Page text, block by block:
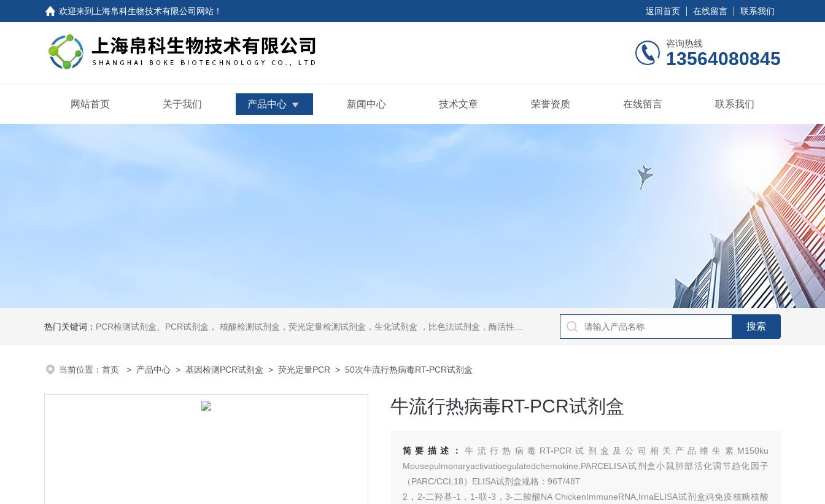
欢迎来到 上海帛科生物技术有限公司网站 ！ 返回首页 在线留言 联系我们
咨询热线
13564080845
网站首页 关于我们 产品中心 新闻中心 技术文章 荣誉资质 在线留言 联系我们
热门关键词： PCR检测试剂盒、PCR试剂盒， 核酸检测试剂盒，荧光定量检测试剂盒，生化试剂盒 ，比色法试剂盒，酶活性检测试剂盒，ELISA试剂盒，酶联免疫检测试剂盒，试剂盒，ELISA试剂盒，抗体，重组蛋白，分光光度法检测试剂盒，细胞株，原代细胞，细胞培养基，标准溶液产品。代理并销售进口SIGMA试剂、abcam抗体、R&D抗体、CST抗体、ATCC细胞、BD公司、GE公司公司产品。
当前位置： 首页 > 产品中心 > 基因检测PCR试剂盒 > 荧光定量PCR > 50次牛流行热病毒RT-PCR试剂盒
牛流行热病毒RT-PCR试剂盒
简要描述：牛流行热病毒RT-PCR试剂盒及公司相关产品维生素M150ku
Mousepulmonaryactivatioegulatedchemokine,PARCELISA试剂盒小鼠肺部活化调节趋化因子
（PARC/CCL18）ELISA试剂盒规格：96T/48T
2，2-二羟基-1，1-联-3，3-二羧酸NA ChickenImmuneRNA,IrnaELISA试剂盒鸡免疫核糖核酸